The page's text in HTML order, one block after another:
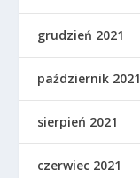
grudzień 2021
październik 2021
sierpień 2021
czerwiec 2021